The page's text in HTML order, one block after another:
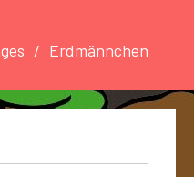
Erdmännchen